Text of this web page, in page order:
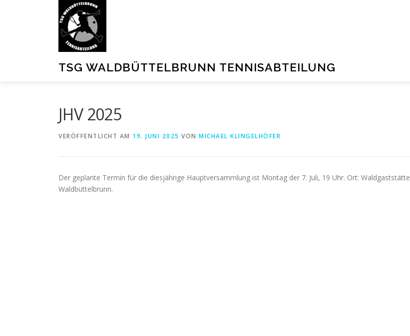
TSG WALDBÜTTELBRUNN TENNISABTEILUNG
JHV 2025
VERÖFFENTLICHT AM 19. JUNI 2025 VON MICHAEL KLINGELHÖFER
Der geplante Termin für die diesjährige Hauptversammlung ist Montag der 7. Juli, 19 Uhr. Ort: Waldgaststätte
Waldbüttelbrunn.